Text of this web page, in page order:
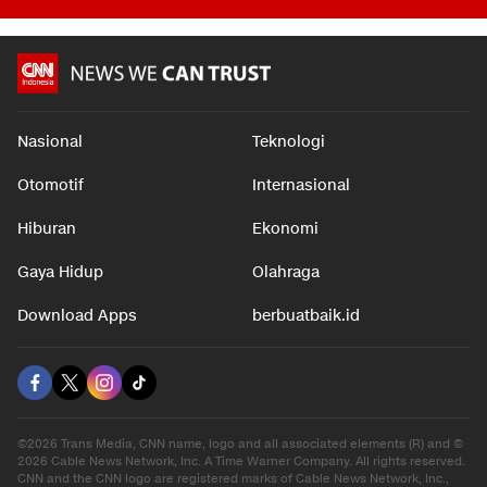
Nasional Teknologi
Otomotif Internasional
Hiburan Ekonomi
Gaya Hidup Olahraga
Download Apps berbuatbaik.id
©2026 Trans Media, CNN name, logo and all associated elements (R) and ©
2026 Cable News Network, Inc. A Time Warner Company. All rights reserved.
CNN and the CNN logo are registered marks of Cable News Network, Inc.,